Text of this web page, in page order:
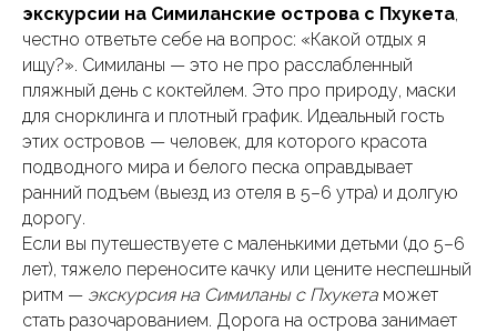
экскурсии на Симиланские острова с Пхукета,
честно ответьте себе на вопрос: «Какой отдых я
ищу?». Симиланы — это не про расслабленный
пляжный день с коктейлем. Это про природу, маски
для снорклинга и плотный график. Идеальный гость
этих островов — человек, для которого красота
подводного мира и белого песка оправдывает
ранний подъем (выезд из отеля в 5–6 утра) и долгую
дорогу.
Если вы путешествуете с маленькими детьми (до 5–6
лет), тяжело переносите качку или цените неспешный
ритм — экскурсия на Симиланы с Пхукета может
стать разочарованием. Дорога на острова занимает